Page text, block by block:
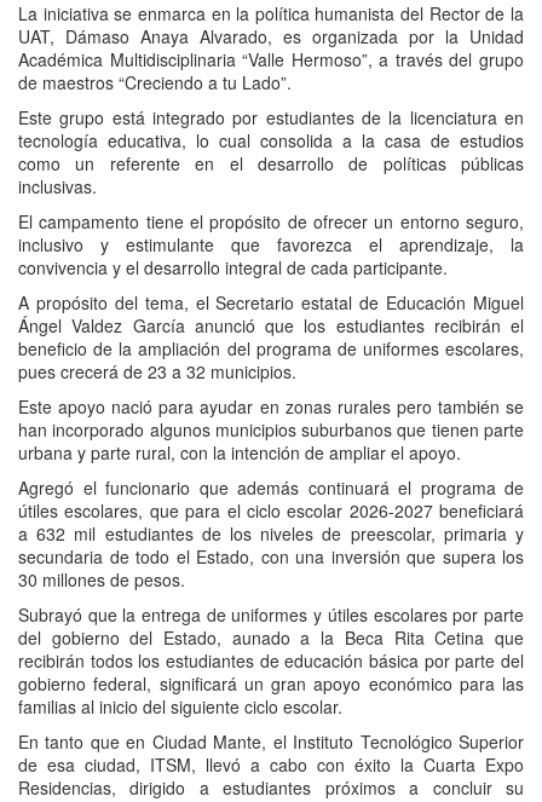
La iniciativa se enmarca en la política humanista del Rector de la
UAT, Dámaso Anaya Alvarado, es organizada por la Unidad
Académica Multidisciplinaria “Valle Hermoso”, a través del grupo
de maestros “Creciendo a tu Lado”.
Este grupo está integrado por estudiantes de la licenciatura en
tecnología educativa, lo cual consolida a la casa de estudios
como un referente en el desarrollo de políticas públicas
inclusivas.
El campamento tiene el propósito de ofrecer un entorno seguro,
inclusivo y estimulante que favorezca el aprendizaje, la
convivencia y el desarrollo integral de cada participante.
A propósito del tema, el Secretario estatal de Educación Miguel
Ángel Valdez García anunció que los estudiantes recibirán el
beneficio de la ampliación del programa de uniformes escolares,
pues crecerá de 23 a 32 municipios.
Este apoyo nació para ayudar en zonas rurales pero también se
han incorporado algunos municipios suburbanos que tienen parte
urbana y parte rural, con la intención de ampliar el apoyo.
Agregó el funcionario que además continuará el programa de
útiles escolares, que para el ciclo escolar 2026-2027 beneficiará
a 632 mil estudiantes de los niveles de preescolar, primaria y
secundaria de todo el Estado, con una inversión que supera los
30 millones de pesos.
Subrayó que la entrega de uniformes y útiles escolares por parte
del gobierno del Estado, aunado a la Beca Rita Cetina que
recibirán todos los estudiantes de educación básica por parte del
gobierno federal, significará un gran apoyo económico para las
familias al inicio del siguiente ciclo escolar.
En tanto que en Ciudad Mante, el Instituto Tecnológico Superior
de esa ciudad, ITSM, llevó a cabo con éxito la Cuarta Expo
Residencias, dirigido a estudiantes próximos a concluir su